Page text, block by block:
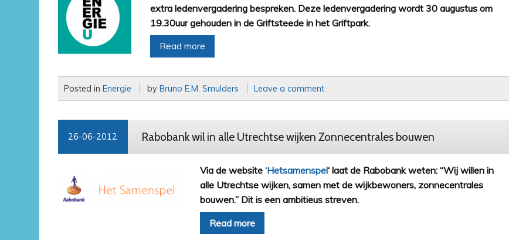
extra ledenvergadering bespreken. Deze ledenvergadering wordt 30 augustus om
19.30uur gehouden in de Griftsteede in het Griftpark.
Read more
Posted inEnergie by Bruno E.M. Smulders Leave a comment
26-06-2012 Rabobank wil in alle Utrechtse wijken Zonnecentrales bouwen
Via de website‘Hetsamenspel‘ laat de Rabobank weten: “Wij willen in
alle Utrechtse wijken, samen met de wijkbewoners, zonnecentrales
bouwen.” Dit is een ambitieus streven.
Read more